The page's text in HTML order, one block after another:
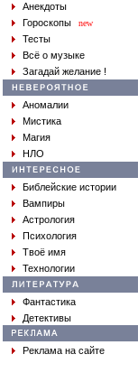
Анекдоты
Гороскопы
new
Тесты
Всё о музыке
Загадай желание !
Аномалии
Мистика
Магия
НЛО
Библейские истории
Вампиры
Астрология
Психология
Твоё имя
Технологии
Фантастика
Детективы
Реклама на сайте